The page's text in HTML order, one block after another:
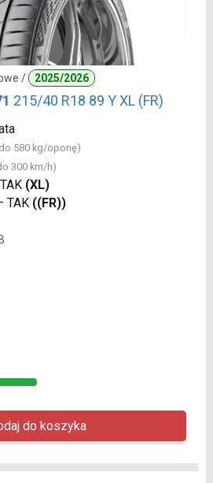
/ 2025/2026
215/40 R18 89 Y XL (FR)
580 kg/oponę)
300 km/h)
(XL)
TAK ((FR))